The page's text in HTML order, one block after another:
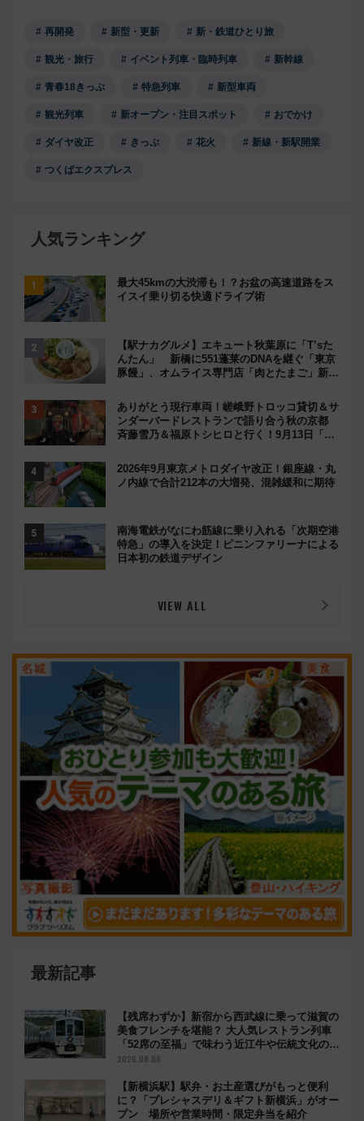
再開発 新型・更新 新・鉄道ひとり旅
観光・旅行 イベント列車・臨時列車 新幹線
青春18きっぷ 特急列車 新型車両
観光列車 新オープン・注目スポット おでかけ
ダイヤ改正 きっぷ 花火 新線・新駅開業
つくばエクスプレス
人気ランキング
最大45kmの大渋滞も！？お盆の高速道路をス
イスイ乗り切る快適ドライブ術
【駅ナカグルメ】エキュート秋葉原に「T’sた
んたん」 新橋に551蓬莱のDNAを継ぐ「東京
豚饅」、オムライス専門店「肉とたまご」新グ
ありがとう現行車両！嵯峨野トロッコ貸切＆サ
ンダーバードレストランで語り合う秋の京都
斉藤雪乃＆福原トシヒロと行く！9月13日「京
2026年9月東京メトロダイヤ改正！銀座線・丸
ノ内線で合計212本の大増発、混雑緩和に期待
南海電鉄がなにわ筋線に乗り入れる「次期空港
特急」の導入を決定！ピニンファリーナによる
日本初の鉄道デザイン
VIEW ALL
最新記事
【残席わずか】新宿から西武線に乗って滋賀の
美食フレンチを堪能？ 大人気レストラン列車
「52席の至福」で味わう近江牛や伝統文化の特
別コラボ
2026.08.08
【新横浜駅】駅弁・お土産選びがもっと便利
に？「プレシャスデリ＆ギフト新横浜」がオー
プン 場所や営業時間・限定弁当を紹介